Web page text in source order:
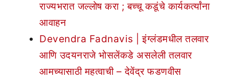
राज्यभरात जल्लोष करा ; बच्चू कडूंचे कार्यकर्त्यांना
आवाहन
Devendra Fadnavis | इंग्लंडमधील तलवार
आणि उदयनराजे भोसलेंकडे असलेली तलवार
आमच्यासाठी महत्वाची – देवेंद्र फडणवीस